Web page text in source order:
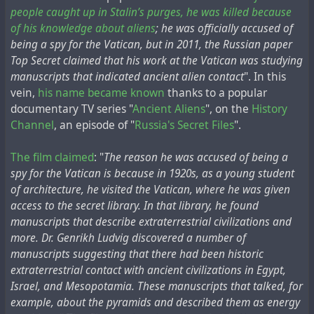
А нам в сорок пятом было не до того.
Журналист-германист Лев Александрович
Безыменский, тогда офицер разведотдела 1-го
Белорусского Фронта, вспоминает, сколько всего
побросали, упустили, затоптали. Восьмая
гвардейская армия штурмовала главное управление
имперской безопасности, не подозревая, что
сосредоточено внутри. После боя хватились, а
бумаг уже нет... В конце мая привозят в штаб
шесть громадных ящиков из Потсдама,
обнаружены после пожара в имперском военном
архиве. Бойцы заметили в одной из уцелевших
комнат свежеоштукатуренную стенку. Оказалось,
за ней упрятан план операции «Зеелёве» — высадки
немцев в Англии.
Спрашиваю Прокопенко:
— Он у вас?
— Кажется, нет. Возможно, в Центральном архиве
Министерства обороны?
A few days later, the Canadian
newspaper The Vancouver
Sun showed an image of Lenin and described the event
on its front page this way:
Nikolai Lenine, the Bolsheviki premier, who was shot
people caught up in Stalin’s purges, he was killed because
of his knowledge about aliens; he was officially accused of
being a spy for the Vatican, but in 2011, the Russian paper
Top Secret claimed that his work at the Vatican was studying
manuscripts that indicated ancient alien contact". In this
vein, his name became known thanks to a popular
documentary TV series "Ancient Aliens", on the History
Channel, an episode of "Russia's Secret Files".
The film claimed: "The reason he was accused of being a
spy for the Vatican is because in 1920s, as a young student
of architecture, he visited the Vatican, where he was given
access to the secret library. In that library, he found
manuscripts that describe extraterrestrial civilizations and
more. Dr. Genrikh Ludvig discovered a number of
manuscripts suggesting that there had been historic
extraterrestrial contact with ancient civilizations in Egypt,
Israel, and Mesopotamia. These manuscripts that talked, for
example, about the pyramids and described them as energy